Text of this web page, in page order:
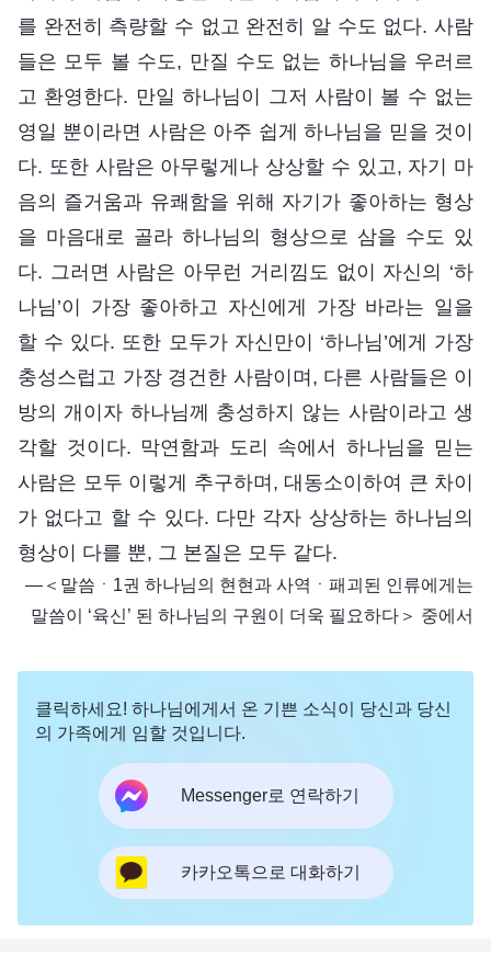
를 완전히 측량할 수 없고 완전히 알 수도 없다. 사람
들은 모두 볼 수도, 만질 수도 없는 하나님을 우러르
고 환영한다. 만일 하나님이 그저 사람이 볼 수 없는
영일 뿐이라면 사람은 아주 쉽게 하나님을 믿을 것이
다. 또한 사람은 아무렇게나 상상할 수 있고, 자기 마
음의 즐거움과 유쾌함을 위해 자기가 좋아하는 형상
을 마음대로 골라 하나님의 형상으로 삼을 수도 있
다. 그러면 사람은 아무런 거리낌도 없이 자신의 ‘하
나님’이 가장 좋아하고 자신에게 가장 바라는 일을
할 수 있다. 또한 모두가 자신만이 ‘하나님’에게 가장
충성스럽고 가장 경건한 사람이며, 다른 사람들은 이
방의 개이자 하나님께 충성하지 않는 사람이라고 생
각할 것이다. 막연함과 도리 속에서 하나님을 믿는
사람은 모두 이렇게 추구하며, 대동소이하여 큰 차이
가 없다고 할 수 있다. 다만 각자 상상하는 하나님의
형상이 다를 뿐, 그 본질은 모두 같다.
―＜말씀ㆍ1권 하나님의 현현과 사역ㆍ패괴된 인류에게는
말씀이 ‘육신’ 된 하나님의 구원이 더욱 필요하다＞ 중에서
클릭하세요! 하나님에게서 온 기쁜 소식이 당신과 당신
의 가족에게 임할 것입니다.
Messenger로 연락하기
카카오톡으로 대화하기